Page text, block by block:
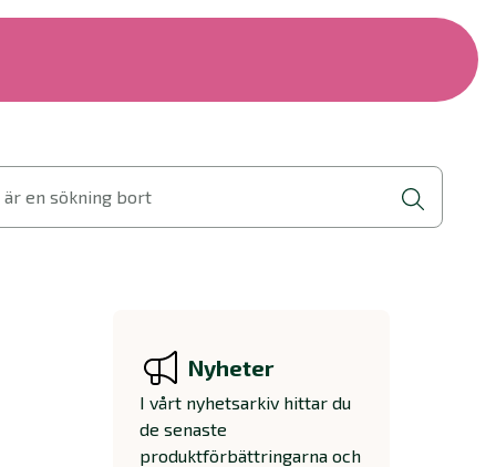
är en sökning bort
Nyheter
I vårt nyhetsarkiv hittar du
de senaste
produktförbättringarna och